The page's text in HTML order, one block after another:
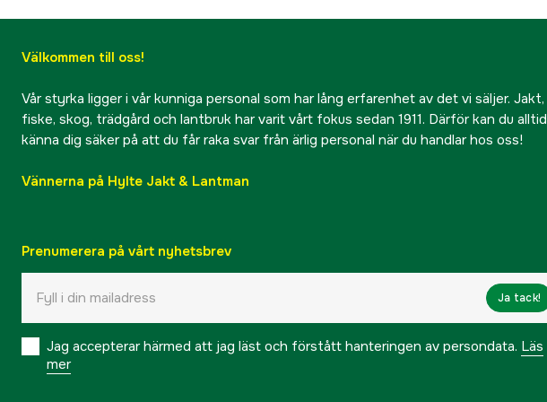
Välkommen till oss!
Vår styrka ligger i vår kunniga personal som har lång erfarenhet av det vi säljer. Jakt,
fiske, skog, trädgård och lantbruk har varit vårt fokus sedan 1911. Därför kan du alltid
känna dig säker på att du får raka svar från ärlig personal när du handlar hos oss!
Vännerna på Hylte Jakt & Lantman
Prenumerera på vårt nyhetsbrev
Ja tack!
Jag accepterar härmed att jag läst och förstått hanteringen av persondata. Läs
mer